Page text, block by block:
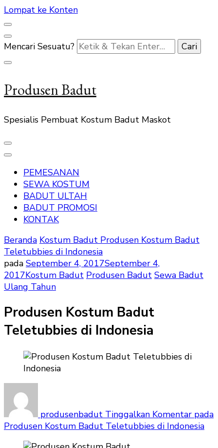
Lompat ke Konten
Mencari Sesuatu?
Produsen Badut
Spesialis Pembuat Kostum Badut Maskot
PEMESANAN
SEWA KOSTUM
BADUT ULTAH
BADUT PROMOSI
KONTAK
Beranda Kostum Badut Produsen Kostum Badut
Teletubbies di Indonesia
pada September 4, 2017September 4,
2017Kostum Badut Produsen Badut Sewa Badut
Ulang Tahun
Produsen Kostum Badut
Teletubbies di Indonesia
produsenbadut Tinggalkan Komentar pada
Produsen Kostum Badut Teletubbies di Indonesia